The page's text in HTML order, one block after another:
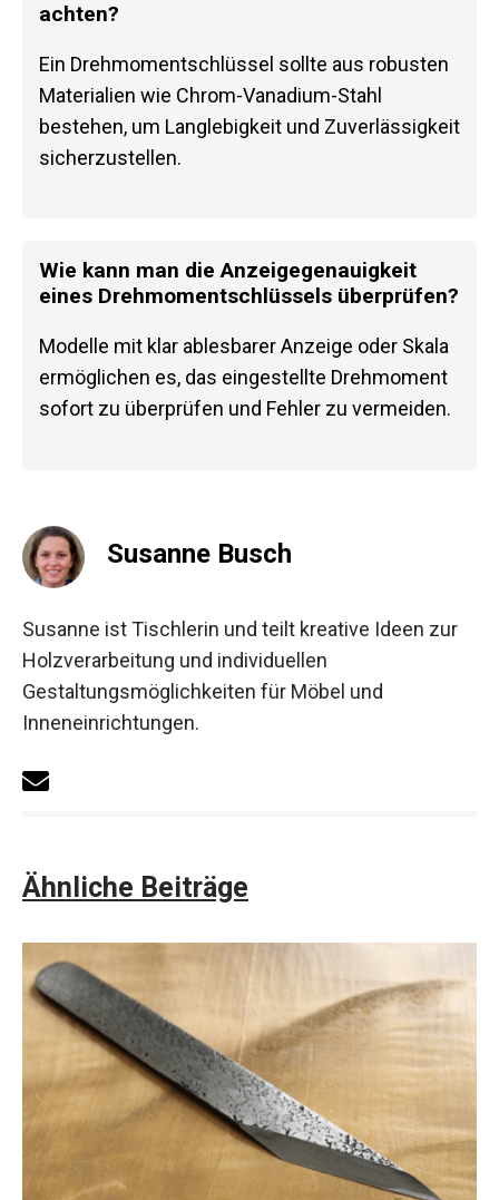
achten?
Ein Drehmomentschlüssel sollte aus robusten
Materialien wie Chrom-Vanadium-Stahl
bestehen, um Langlebigkeit und Zuverlässigkeit
sicherzustellen.
Wie kann man die Anzeigegenauigkeit
eines Drehmomentschlüssels überprüfen?
Modelle mit klar ablesbarer Anzeige oder Skala
ermöglichen es, das eingestellte Drehmoment
sofort zu überprüfen und Fehler zu vermeiden.
Susanne Busch
Susanne ist Tischlerin und teilt kreative Ideen zur
Holzverarbeitung und individuellen
Gestaltungsmöglichkeiten für Möbel und
Inneneinrichtungen.
Ähnliche Beiträge